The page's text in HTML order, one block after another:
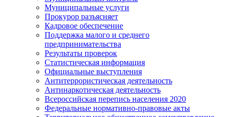
Муниципальные услуги
Прокурор разъясняет
Кадровое обеспечение
Поддержка малого и среднего
предпринимательства
Результаты проверок
Статистическая информация
Официальные выступления
Антитеррористическая деятельность
Антинаркотическая деятельность
Всероссийская перепись населения 2020
Федеральные нормативно-правовые акты